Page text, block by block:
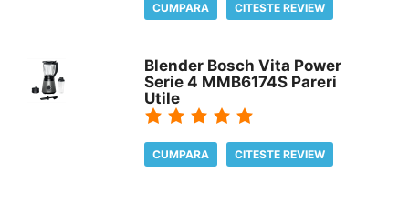
CUMPARA CITESTE REVIEW
Blender Bosch Vita Power
Serie 4 MMB6174S Pareri
Utile
CUMPARA CITESTE REVIEW